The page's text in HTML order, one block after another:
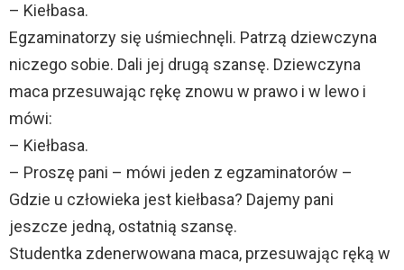
– Kiełbasa.
Egzaminatorzy się uśmiechnęli. Patrzą dziewczyna
niczego sobie. Dali jej drugą szansę. Dziewczyna
maca przesuwając rękę znowu w prawo i w lewo i
mówi:
– Kiełbasa.
– Proszę pani – mówi jeden z egzaminatorów –
Gdzie u człowieka jest kiełbasa? Dajemy pani
jeszcze jedną, ostatnią szansę.
Studentka zdenerwowana maca, przesuwając ręką w